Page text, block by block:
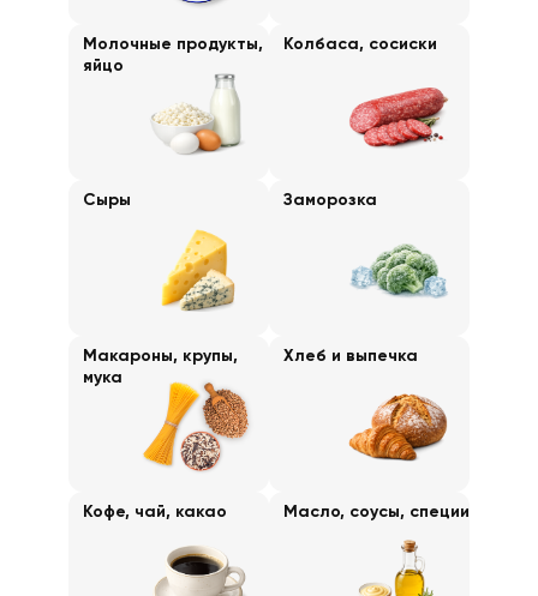
Молочные продукты,
яйцо
Колбаса, сосиски
Сыры Заморозка
Макароны, крупы,
мука
Хлеб и выпечка
Кофе, чай, какао Масло, соусы, специи